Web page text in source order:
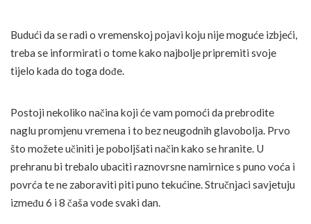
Budući da se radi o vremenskoj pojavi koju nije moguće izbjeći,
treba se informirati o tome kako najbolje pripremiti svoje
tijelo kada do toga dođe.
Postoji nekoliko načina koji će vam pomoći da prebrodite
naglu promjenu vremena i to bez neugodnih glavobolja. Prvo
što možete učiniti je poboljšati način kako se hranite. U
prehranu bi trebalo ubaciti raznovrsne namirnice s puno voća i
povrća te ne zaboraviti piti puno tekućine. Stručnjaci savjetuju
između 6 i 8 čaša vode svaki dan.